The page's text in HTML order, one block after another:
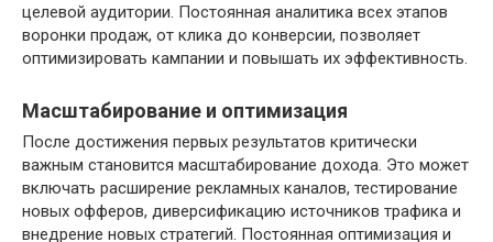
целевой аудитории. Постоянная аналитика всех этапов
воронки продаж, от клика до конверсии, позволяет
оптимизировать кампании и повышать их эффективность.
Масштабирование и оптимизация
После достижения первых результатов критически
важным становится масштабирование дохода. Это может
включать расширение рекламных каналов, тестирование
новых офферов, диверсификацию источников трафика и
внедрение новых стратегий. Постоянная оптимизация и